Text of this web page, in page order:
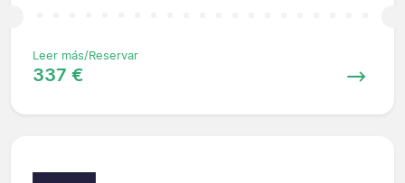
Leer más/Reservar
337 €